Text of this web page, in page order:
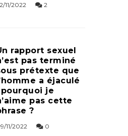
11/2022 2
rapport sexuel
pas terminé
prétexte que
a éjaculé
pourquoi je
pas cette
?
11/2022 0